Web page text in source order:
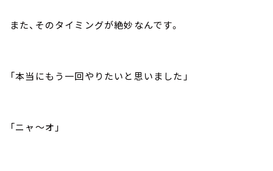
また、そのタイミングが絶妙なんです。
「本当にもう一回やりたいと思いました」
「ニャ～オ」